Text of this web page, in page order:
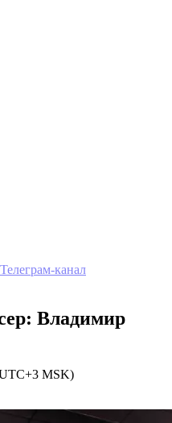
канал
Владимир
MSK)